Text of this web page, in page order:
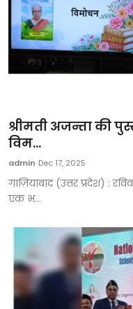
श्रीमती अजन्ता की
विम...
admin Dec 17, 2025
गाज़ियाबाद (उत्तर प्रदेश) :
एक भ...